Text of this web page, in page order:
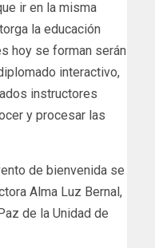
ir en la misma
la educación
hoy se forman serán
interactivo,
instructores
y procesar las
de bienvenida se
Alma Luz Bernal,
de la Unidad de